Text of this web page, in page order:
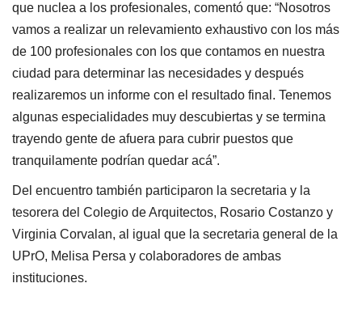
que nuclea a los profesionales, comentó que: “Nosotros
vamos a realizar un relevamiento exhaustivo con los más
de 100 profesionales con los que contamos en nuestra
ciudad para determinar las necesidades y después
realizaremos un informe con el resultado final. Tenemos
algunas especialidades muy descubiertas y se termina
trayendo gente de afuera para cubrir puestos que
tranquilamente podrían quedar acá”.
Del encuentro también participaron la secretaria y la
tesorera del Colegio de Arquitectos, Rosario Costanzo y
Virginia Corvalan, al igual que la secretaria general de la
UPrO, Melisa Persa y colaboradores de ambas
instituciones.